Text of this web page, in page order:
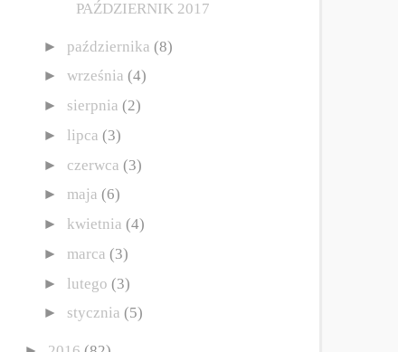
PAŹDZIERNIK 2017
► października (8)
► września (4)
► sierpnia (2)
► lipca (3)
► czerwca (3)
► maja (6)
► kwietnia (4)
► marca (3)
► lutego (3)
► stycznia (5)